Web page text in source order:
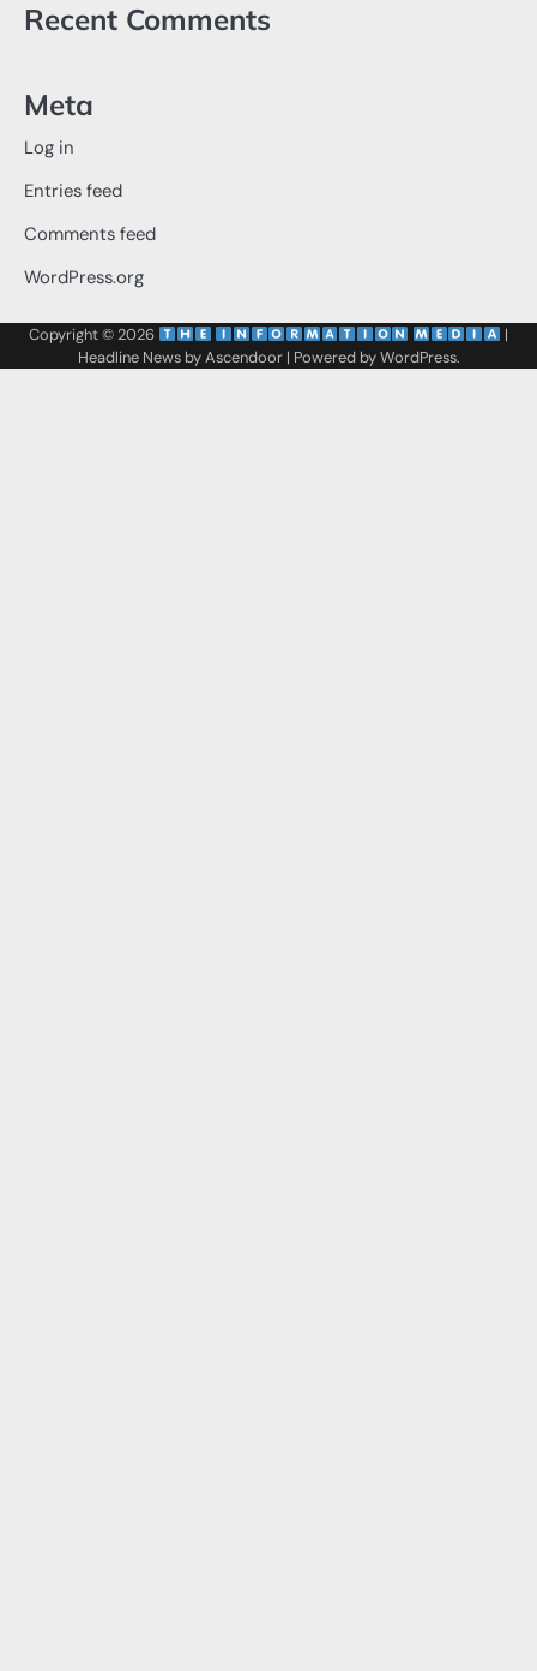
Recent Comments
Meta
Log in
Entries feed
Comments feed
WordPress.org
Copyright © 2026
|
Headline News byAscendoor| Powered byWordPress.